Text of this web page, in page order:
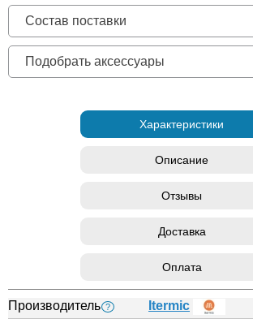
Состав поставки
Подобрать аксессуары
Характеристики
Описание
Отзывы
Доставка
Оплата
Производитель ?
Itermic